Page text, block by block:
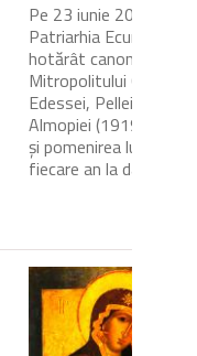
Pe 23 iunie 2020,
Patriarhia Ecumenică a
hotărât canonizarea
Mitropolitului Calinic al
Edessei, Pellei și
Almopiei (1919-1984)
și pomenirea lui în
fiecare an la data de...